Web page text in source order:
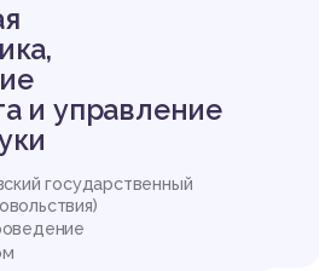
и управление
государственный